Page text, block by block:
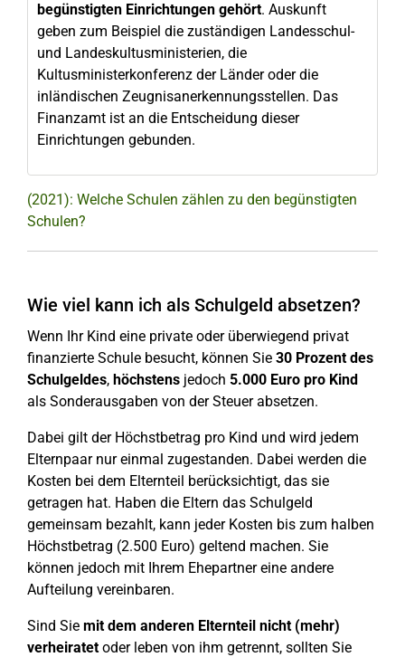
begünstigten Einrichtungen gehört. Auskunft
geben zum Beispiel die zuständigen Landesschul-
und Landeskultusministerien, die
Kultusministerkonferenz der Länder oder die
inländischen Zeugnisanerkennungsstellen. Das
Finanzamt ist an die Entscheidung dieser
Einrichtungen gebunden.
(2021): Welche Schulen zählen zu den begünstigten
Schulen?
Wie viel kann ich als Schulgeld absetzen?
Wenn Ihr Kind eine private oder überwiegend privat
finanzierte Schule besucht, können Sie 30 Prozent des
Schulgeldes, höchstens jedoch 5.000 Euro pro Kind
als Sonderausgaben von der Steuer absetzen.
Dabei gilt der Höchstbetrag pro Kind und wird jedem
Elternpaar nur einmal zugestanden. Dabei werden die
Kosten bei dem Elternteil berücksichtigt, das sie
getragen hat. Haben die Eltern das Schulgeld
gemeinsam bezahlt, kann jeder Kosten bis zum halben
Höchstbetrag (2.500 Euro) geltend machen. Sie
können jedoch mit Ihrem Ehepartner eine andere
Aufteilung vereinbaren.
Sind Sie mit dem anderen Elternteil nicht (mehr)
verheiratetoder leben von ihm getrennt, sollten Sie